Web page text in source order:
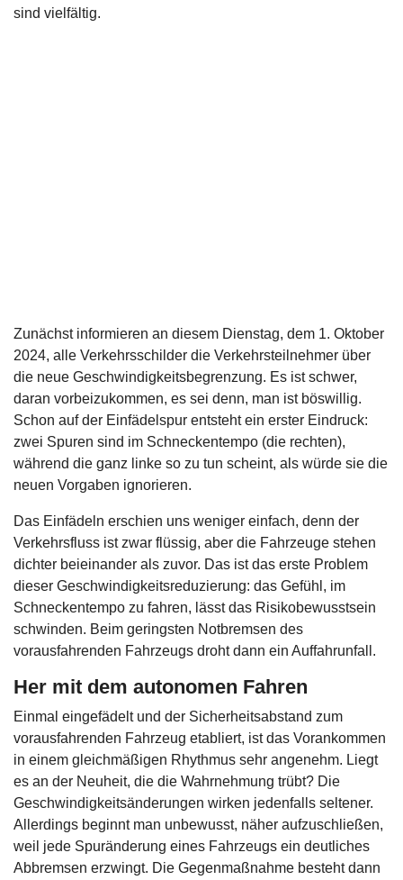
sind vielfältig.
Zunächst informieren an diesem Dienstag, dem 1. Oktober
2024, alle Verkehrsschilder die Verkehrsteilnehmer über
die neue Geschwindigkeitsbegrenzung. Es ist schwer,
daran vorbeizukommen, es sei denn, man ist böswillig.
Schon auf der Einfädelspur entsteht ein erster Eindruck:
zwei Spuren sind im Schneckentempo (die rechten),
während die ganz linke so zu tun scheint, als würde sie die
neuen Vorgaben ignorieren.
Das Einfädeln erschien uns weniger einfach, denn der
Verkehrsfluss ist zwar flüssig, aber die Fahrzeuge stehen
dichter beieinander als zuvor. Das ist das erste Problem
dieser Geschwindigkeitsreduzierung: das Gefühl, im
Schneckentempo zu fahren, lässt das Risikobewusstsein
schwinden. Beim geringsten Notbremsen des
vorausfahrenden Fahrzeugs droht dann ein Auffahrunfall.
Her mit dem autonomen Fahren
Einmal eingefädelt und der Sicherheitsabstand zum
vorausfahrenden Fahrzeug etabliert, ist das Vorankommen
in einem gleichmäßigen Rhythmus sehr angenehm. Liegt
es an der Neuheit, die die Wahrnehmung trübt? Die
Geschwindigkeitsänderungen wirken jedenfalls seltener.
Allerdings beginnt man unbewusst, näher aufzuschließen,
weil jede Spuränderung eines Fahrzeugs ein deutliches
Abbremsen erzwingt. Die Gegenmaßnahme besteht dann